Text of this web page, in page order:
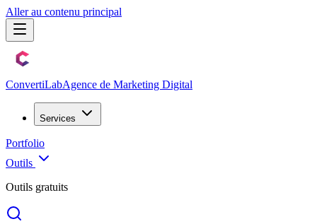
Aller au contenu principal
ConvertiLabAgence de Marketing Digital
Services
Portfolio
Outils
Outils gratuits